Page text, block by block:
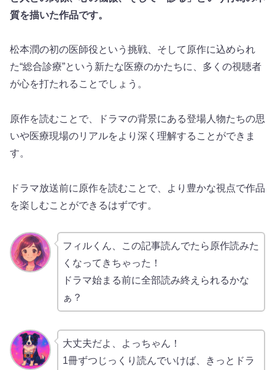
質を描いた作品です。
松本潤の初の医師役という挑戦、そして原作に込められ
た“総合診療”という新たな医療のかたちに、多くの視聴者
が心を打たれることでしょう。
原作を読むことで、ドラマの背景にある登場人物たちの思
いや医療現場のリアルをより深く理解することができま
す。
ドラマ放送前に原作を読むことで、より豊かな視点で作品
を楽しむことができるはずです。
フィルくん、この記事読んでたら原作読みた
くなってきちゃった！
ドラマ始まる前に全部読み終えられるかな
ぁ？
大丈夫だよ、よっちゃん！
1冊ずつじっくり読んでいけば、きっとドラ